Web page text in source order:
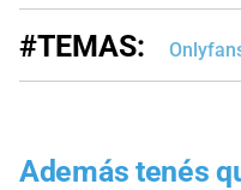
#TEMAS:
Además tenés